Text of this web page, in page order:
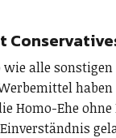
wie alle sonstigen
haben
Homo-Ehe ohne